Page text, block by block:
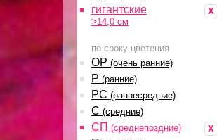
x
гигантские
>14,0 см
по сроку цветения
ОР (очень ранние)
Р (ранние)
РС (раннесредние)
С (средние)
x
СП (среднепоздние)